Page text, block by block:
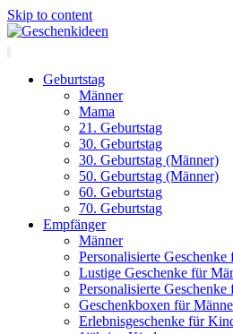
Skip to content
Geburtstag
Männer
Mama
21. Geburtstag
30. Geburtstag
30. Geburtstag (Männer)
50. Geburtstag (Männer)
60. Geburtstag
70. Geburtstag
Empfänger
Männer
Personalisierte
Lustige Geschenke für
Personalisierte Geschenke
Geschenkboxen für
Erlebnisgeschenke für